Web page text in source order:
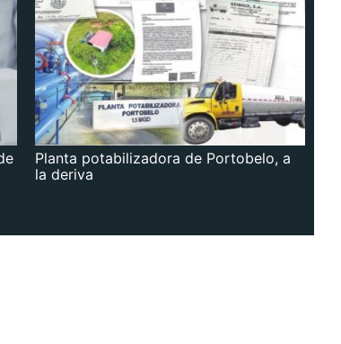
Planta potabilizadora de Portobelo, a
la deriva